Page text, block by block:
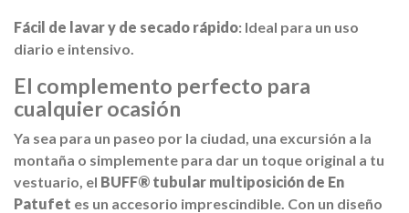
Fácil de lavar y de secado rápido: Ideal para un uso
diario e intensivo.
El complemento perfecto para
cualquier ocasión
Ya sea para un paseo por la ciudad, una excursión a la
montaña o simplemente para dar un toque original a tu
vestuario, el BUFF® tubular multiposición de En
Patufet es un accesorio imprescindible. Con un diseño